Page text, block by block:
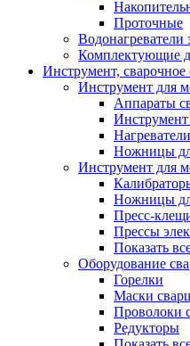
Проточные
Водонагреватели
Комплектующие
Инструмент,
Инструмент для
Аппараты
Инструмент
Ножницы
Инструмент для
Ножницы
Пресс-
Прессы
Показать
Оборудование
Горелки
Маски
Проволоки
Редукторы